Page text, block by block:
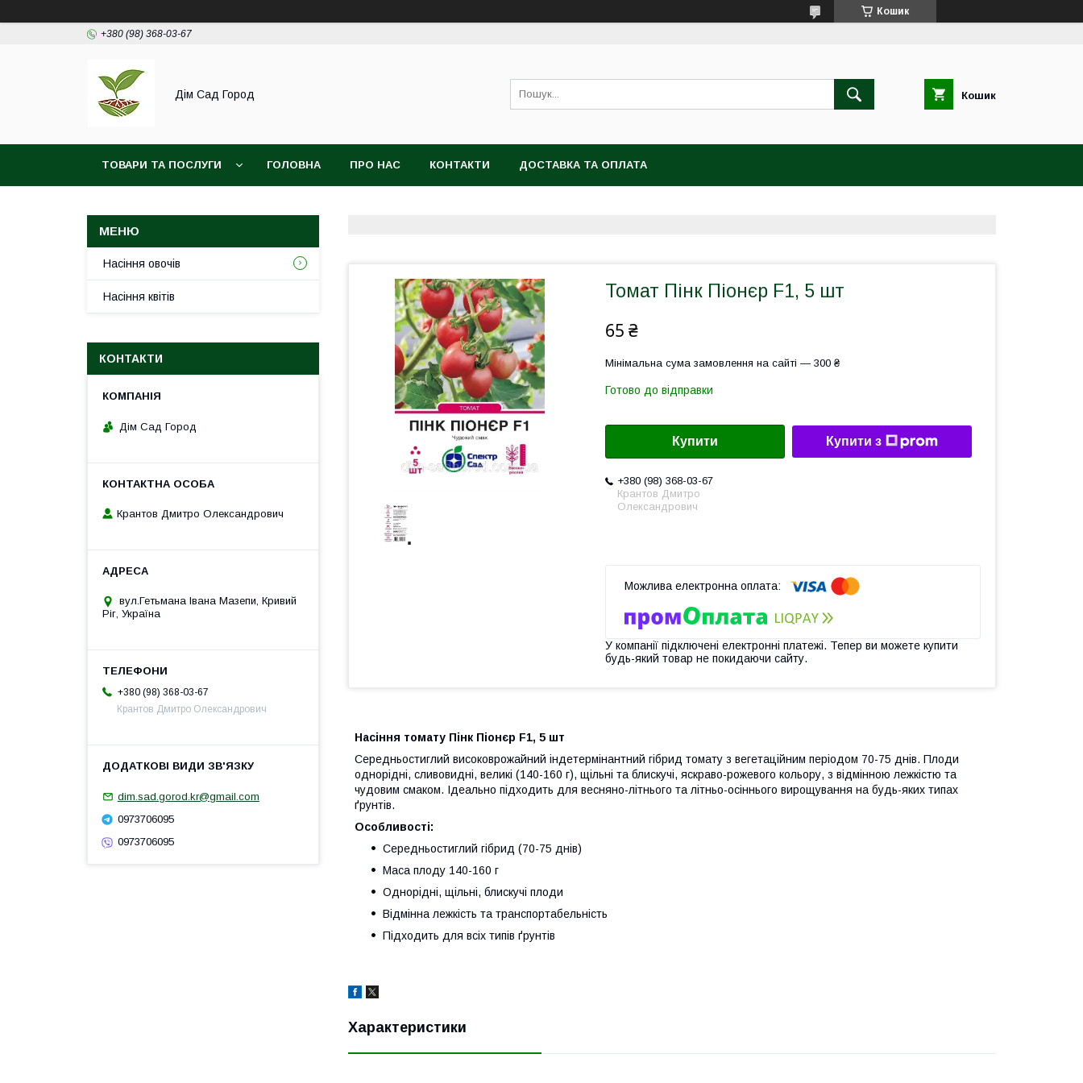
Кошик
+380 (98) 368-03-67
Дім Сад Город Кошик
ТОВАРИ ТА ПОСЛУГИ ГОЛОВНА ПРО НАС КОНТАКТИ ДОСТАВКА ТА ОПЛАТА
Томат Пінк Піонєр F1, 5 шт
65 ₴
Мінімальна сума замовлення на сайті — 300 ₴
Готово до відправки
Купити Купити з
+380 (98) 368-03-67
Крантов Дмитро
Олександрович
У компанії підключені електронні платежі. Тепер ви можете купити
будь-який товар не покидаючи сайту.
Насіння томату Пінк Піонєр F1, 5 шт
Середньостиглий високоврожайний індетермінантний гібрид томату з вегетаційним періодом 70-75 днів. Плоди
однорідні, сливовидні, великі (140-160 г), щільні та блискучі, яскраво-рожевого кольору, з відмінною лежкістю та
чудовим смаком. Ідеально підходить для весняно-літнього та літньо-осіннього вирощування на будь-яких типах
ґрунтів.
Особливості:
Середньостиглий гібрид (70-75 днів)
Маса плоду 140-160 г
Однорідні, щільні, блискучі плоди
Відмінна лежкість та транспортабельність
Підходить для всіх типів ґрунтів
Характеристики
Насіння овочів
Насіння квітів
КОНТАКТИ
Дім Сад Город
Крантов Дмитро Олександрович
вул.Гетьмана Івана Мазепи, Кривий
Ріг, Україна
+380 (98) 368-03-67
Крантов Дмитро Олександрович
dim.sad.gorod.kr@gmail.com
0973706095
0973706095